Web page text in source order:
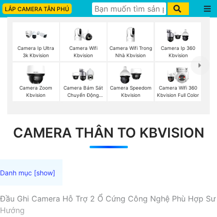
LẮP CAMERA TÂN PHÚ
Camera Ip Ultra
3k Kbvision
Camera Wifi
Kbvision
Camera Wifi Trong
Nhà Kbvision
Camera Ip 360
Kbvision
Camera Zoom
Kbvision
Camera Bám Sát
Chuyển Động
Camera Speedom
Kbvision
Camera Wifi 360
Kbvision Full Color
CAMERA THÂN TO KBVISION
Đầu Ghi Camera Hỗ Trợ 2 Ổ Cứng Công Nghệ Phù Hợp Sư
Hướng